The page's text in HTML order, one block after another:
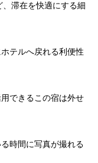
滞在を快適にする細
テルへ戻れる利便性
できるこの宿は外せ
時間に写真が撮れる